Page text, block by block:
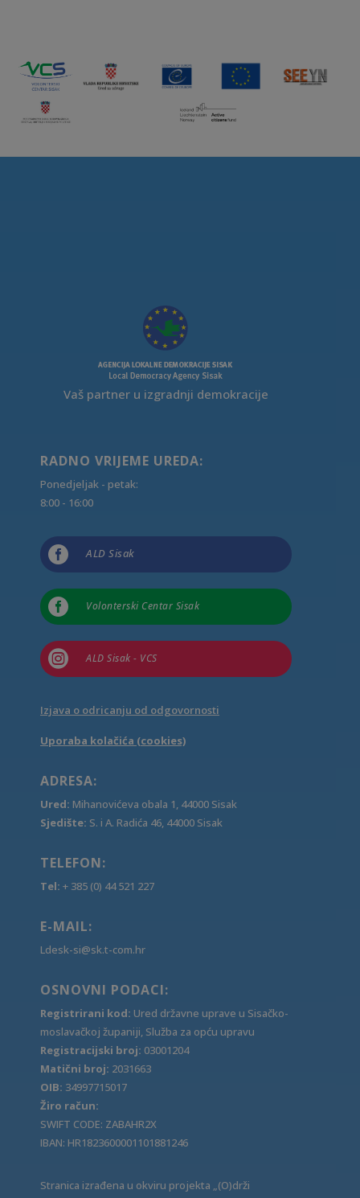
Vaš partner u izgradnji demokracije
RADNO VRIJEME UREDA:
Ponedjeljak - petak:
8:00 - 16:00
 ALD Sisak
 Volonterski Centar Sisak
 ALD Sisak - VCS
Izjava o odricanju od odgovornosti
Uporaba kolačića (cookies)
ADRESA:
Ured: Mihanovićeva obala 1, 44000 Sisak
Sjedište: S. i A. Radića 46, 44000 Sisak
TELEFON:
Tel: + 385 (0) 44 521 227
E-MAIL:
Ldesk-si@sk.t-com.hr
OSNOVNI PODACI:
Registrirani kod: Ured državne uprave u Sisačko-
moslavačkoj županiji, Služba za opću upravu
Registracijski broj: 03001204
Matični broj: 2031663
OIB: 34997715017
Žiro račun:
SWIFT CODE: ZABAHR2X
IBAN: HR1823600001101881246
Stranica izrađena u okviru projekta „(O)drži